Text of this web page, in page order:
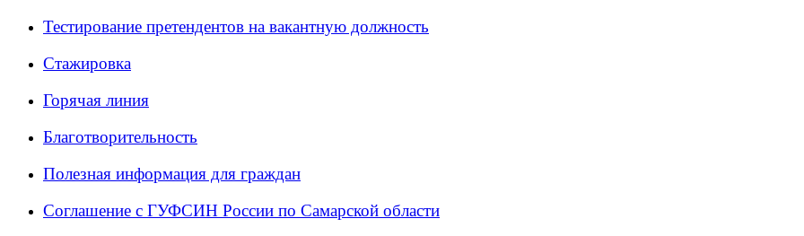
Тестирование претендентов на вакантную должность
Стажировка
Горячая линия
Благотворительность
Полезная информация для граждан
Соглашение с ГУФСИН России по Самарской области